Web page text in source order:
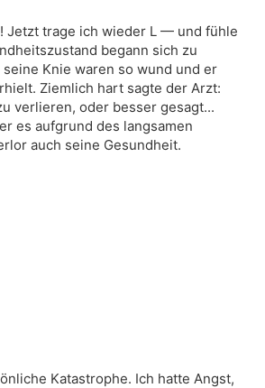
Jetzt trage ich wieder L — und fühle
begann sich zu
Knie waren so wund und er
Ziemlich hart sagte der Arzt:
verlieren, oder besser gesagt...
es aufgrund des langsamen
auch seine Gesundheit.
Katastrophe. Ich hatte Angst,